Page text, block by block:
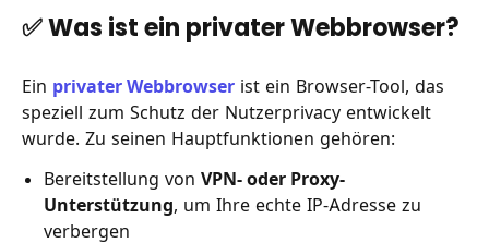
✅ Was ist ein privater Webbrowser?
Ein privater Webbrowser ist ein Browser-Tool, das
speziell zum Schutz der Nutzerprivacy entwickelt
wurde. Zu seinen Hauptfunktionen gehören:
Bereitstellung von VPN- oder Proxy-
Unterstützung, um Ihre echte IP-Adresse zu
verbergen